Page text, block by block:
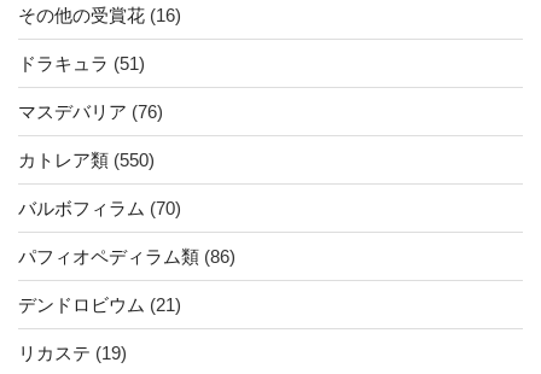
その他の受賞花 (16)
ドラキュラ (51)
マスデバリア (76)
カトレア類 (550)
バルボフィラム (70)
パフィオペディラム類 (86)
デンドロビウム (21)
リカステ (19)